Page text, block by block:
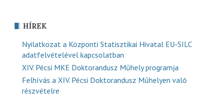
HÍREK
Nyilatkozat a Központi Statisztikai Hivatal EU-SILC
adatfelvételével kapcsolatban
XIV. Pécsi MKE Doktorandusz Műhely programja
Felhívás a XIV. Pécsi Doktorandusz Műhelyen való
részvételre